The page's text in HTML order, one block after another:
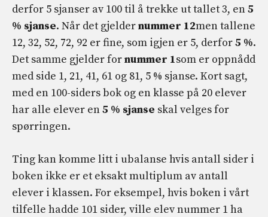
derfor 5 sjanser av 100 til å trekke ut tallet 3, en5
% sjanse. Når det gjeldernummer 12men tallene
12, 32, 52, 72, 92 er fine, som igjen er 5, derfor5 %.
Det samme gjelder fornummer 1som er oppnådd
med side 1, 21, 41, 61 og 81, 5 % sjanse. Kort sagt,
med en 100-siders bok og en klasse på 20 elever
har alle elever en5 % sjanse skal velges for
spørringen.
Ting kan komme litt i ubalanse hvis antall sider i
boken ikke er et eksakt multiplum av antall
elever i klassen. For eksempel, hvis boken i vårt
tilfelle hadde 101 sider, ville elev nummer 1 ha